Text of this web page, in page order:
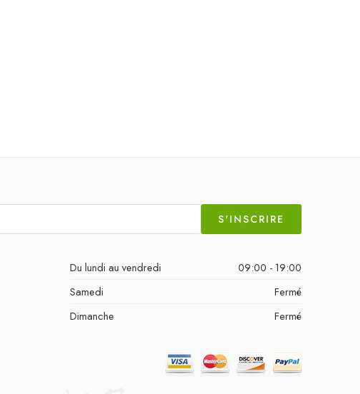
S'INSCRIRE
Du lundi au vendredi
09:00 - 19:00
Samedi
Fermé
Dimanche
Fermé